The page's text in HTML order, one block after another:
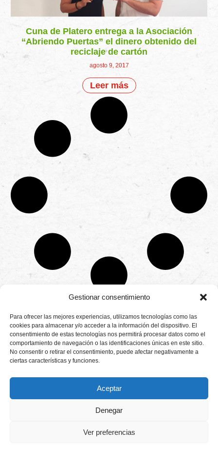
Gestionar consentimiento
Para ofrecer las mejores experiencias, utilizamos tecnologías como las
cookies para almacenar y/o acceder a la información del dispositivo. El
consentimiento de estas tecnologías nos permitirá procesar datos como el
comportamiento de navegación o las identificaciones únicas en este sitio.
No consentir o retirar el consentimiento, puede afectar negativamente a
ciertas características y funciones.
Aceptar
Denegar
Ver preferencias
Cuna de Platero entrega a la Asociación
“Abriendo Puertas” el dinero obtenido del
reciclaje de cartón
agosto 9, 2017
Leer más
Productores
de
fresas,
frambuesas,
arándanos
Calidad
CONTÁCTANOS
Camino de
Montemayor s/n
21800 Moguer.
Huelva ESPAÑA.
info@cunadeplatero.com
25
MATERIALES
CORPORATIVOS
Dossier español -
Dossier inglés
Aviso legal
Política de
privacidad
Canal de denuncias